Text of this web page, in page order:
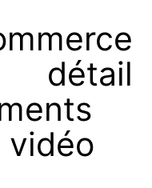
vidéo